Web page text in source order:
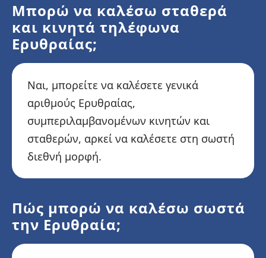
Μπορώ να καλέσω σταθερά
και κινητά τηλέφωνα
Ερυθραίας;
Ναι, μπορείτε να καλέσετε γενικά
αριθμούς Ερυθραίας,
συμπεριλαμβανομένων κινητών και
σταθερών, αρκεί να καλέσετε στη σωστή
διεθνή μορφή.
Πώς μπορώ να καλέσω σωστά
την Ερυθραία;